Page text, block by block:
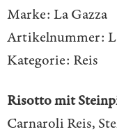
Marke: La Gazza
Artikelnummer:
Kategorie: Reis
Risotto mit
Carnaroli Reis,